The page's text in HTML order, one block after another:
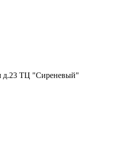
д.23 ТЦ "Сиреневый"